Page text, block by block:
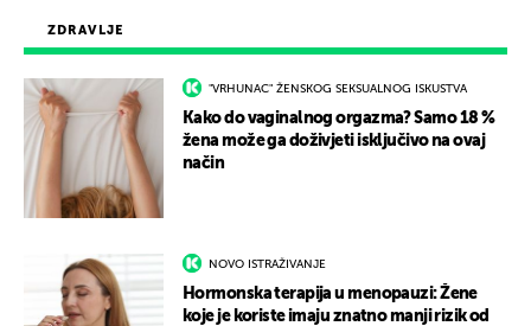
ZDRAVLJE
"VRHUNAC" ŽENSKOG SEKSUALNOG ISKUSTVA
Kako do vaginalnog orgazma? Samo 18 %
žena može ga doživjeti isključivo na ovaj
način
NOVO ISTRAŽIVANJE
Hormonska terapija u menopauzi: Žene
koje je koriste imaju znatno manji rizik od